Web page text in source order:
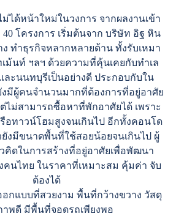
ได้หน้าใหม่ในวงการ จากผลงานเข้า
40 โครงการ เริ่มต้นจาก บริษัท อิฐ หิน
ทำธุรกิจหลากหลายด้าน ทั้งรับเหมา
ม้นท์ ฯลฯ ด้วยความที่คุ้นเคยกับทำเล
ะนนทบุรีเป็นอย่างดี ประกอบกับใน
งมีผู้คนจำนวนมากที่ต้องการที่อยู่อาศัย
ต่ไม่สามารถซื้อหาที่พักอาศัยได้ เพราะ
อทาวน์โฮมสูงจนเกินไป อีกทั้งคอนโด
ยังมีขนาดพื้นที่ใช้สอยน้อยจนเกินไป ผู้
คิดในการสร้างที่อยู่อาศัยเพื่อพัฒนา
นไทย ในราคาที่เหมาะสม คุ้มค่า จับ
ต้องได้
กแบบที่สวยงาม พื้นที่กว้างขวาง วัสดุ
พดี มีพื้นที่จอดรถเพียงพอ